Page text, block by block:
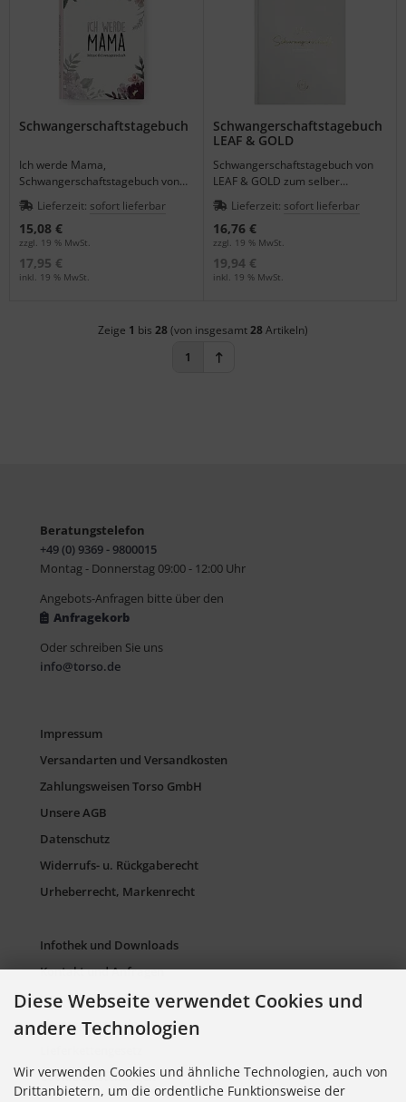
Schwangerschaftstagebuch
Ich werde Mama,
Schwangerschaftstagebuch von
Cupcakes & Kisses.
Lieferzeit: sofort lieferbar
15,08 €
zzgl. 19 % MwSt.
17,95 €
inkl. 19 % MwSt.
Schwangerschaftstagebuch
LEAF & GOLD
Schwangerschaftstagebuch von
LEAF & GOLD zum selber
ausfüllen.
Lieferzeit: sofort lieferbar
16,76 €
zzgl. 19 % MwSt.
19,94 €
inkl. 19 % MwSt.
Zeige 1 bis 28(von insgesamt28Artikeln)
1
Beratungstelefon
+49 (0) 9369 - 9800015
Montag - Donnerstag 09:00 - 12:00 Uhr
Angebots-Anfragen bitte über den
Anfragekorb
Oder schreiben Sie uns
info@torso.de
Impressum
Versandarten und Versandkosten
Zahlungsweisen Torso GmbH
Unsere AGB
Datenschutz
Widerrufs- u. Rückgaberecht
Urheberrecht, Markenrecht
Infothek und Downloads
Kontakt und Anfragen
Verpackung und Entsorgung
Sitemap Torso.de
Cookie Einstellungen
Diese Webseite verwendet Cookies und
andere Technologien
Wir verwenden Cookies und ähnliche Technologien, auch von
Drittanbietern, um die ordentliche Funktionsweise der